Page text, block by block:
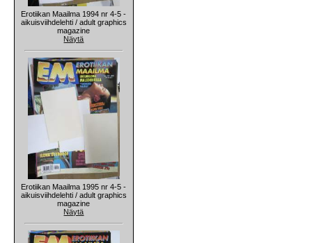
Erotiikan Maailma 1994 nr 4-5 -
aikuisviihdelehti / adult graphics
magazine
Näytä
Erotiikan Maailma 1995 nr 4-5 -
aikuisviihdelehti / adult graphics
magazine
Näytä